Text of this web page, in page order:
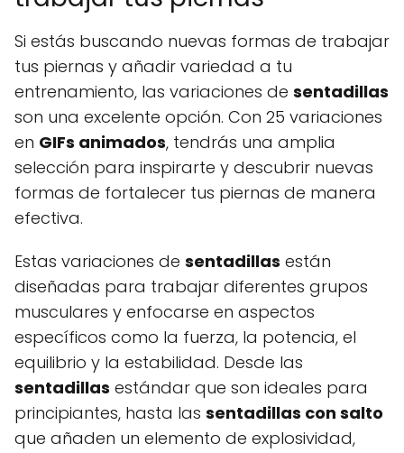
Si estás buscando nuevas formas de trabajar
tus piernas y añadir variedad a tu
entrenamiento, las variaciones de sentadillas
son una excelente opción. Con 25 variaciones
en GIFs animados, tendrás una amplia
selección para inspirarte y descubrir nuevas
formas de fortalecer tus piernas de manera
efectiva.
Estas variaciones de sentadillas están
diseñadas para trabajar diferentes grupos
musculares y enfocarse en aspectos
específicos como la fuerza, la potencia, el
equilibrio y la estabilidad. Desde las
sentadillas estándar que son ideales para
principiantes, hasta las sentadillas con salto
que añaden un elemento de explosividad,